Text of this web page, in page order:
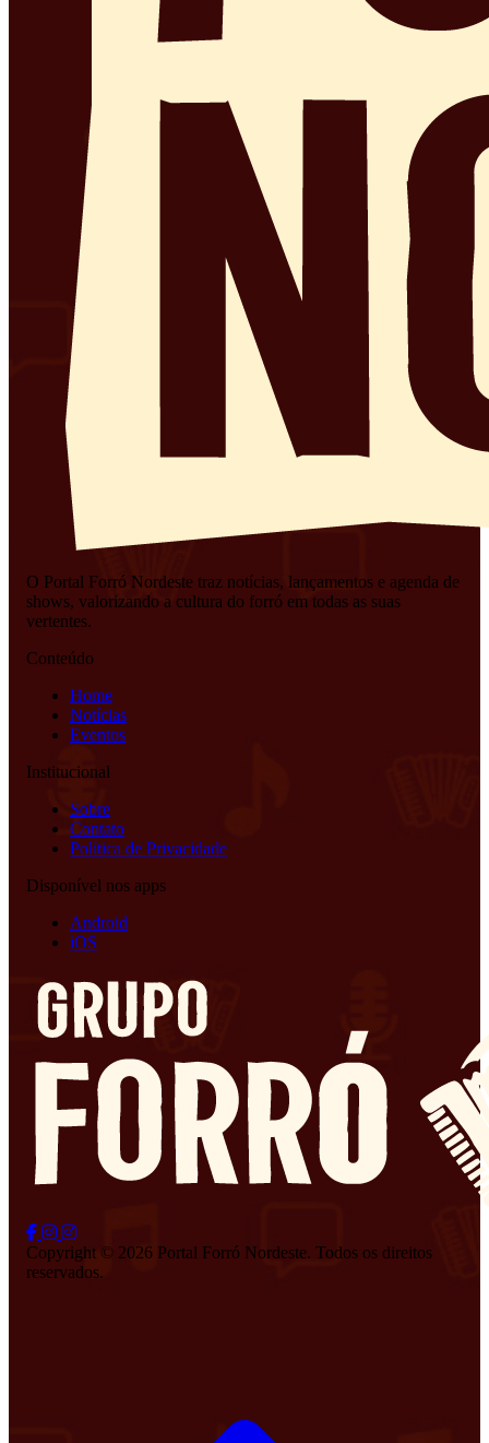
O Portal Forró Nordeste traz notícias, lançamentos e agenda de
shows, valorizando a cultura do forró em todas as suas
vertentes.
Conteúdo
Home
Notícias
Eventos
Institucional
Sobre
Contato
Política de Privacidade
Disponível nos apps
Android
iOS
Copyright © 2026 Portal Forró Nordeste. Todos os direitos
reservados.